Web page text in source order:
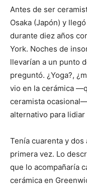
Antes de ser
Osaka (Japón) y
durante diez años
York. Noches de
llevarían a un punto
preguntó. ¿Yoga?,
vio en la cerámica
ceramista
alternativo para
Tenía cuarenta y
primera vez. Lo
que lo acompañaría
cerámica en